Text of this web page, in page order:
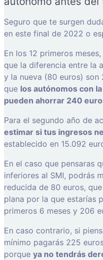
Seguro que te surgen
en este final de 2022 o
En los 12 primeros
que la diferencia entre la
y la nueva (80 euros) son
que los autónomos con
pueden ahorrar 240
Para el segundo año de
estimar si tus ingresos
establecido en 15.092
En el caso que pensaras
inferiores al SMI, podrás
reducida de 80 euros,
plana por la que estarías
primeros 6 meses y 206
En caso contrario, si
mínimo pagarás 225
porque ya no tendrás